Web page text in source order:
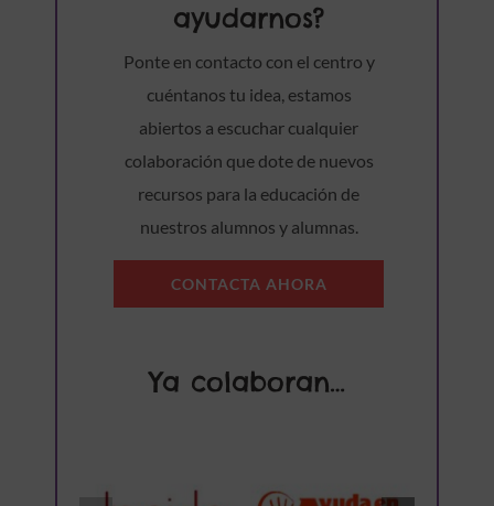
ayudarnos?
Ponte en contacto con el centro y
cuéntanos tu idea, estamos
abiertos a escuchar cualquier
colaboración que dote de nuevos
recursos para la educación de
nuestros alumnos y alumnas.
CONTACTA AHORA
Ya colaboran…